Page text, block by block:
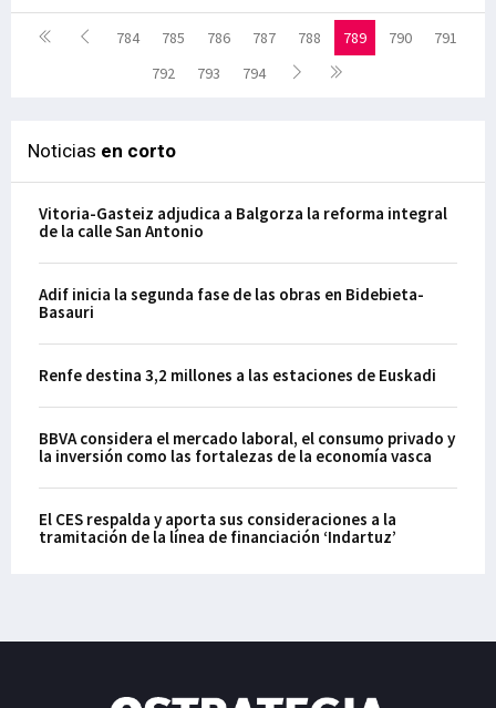
784 785 786 787 788 789 790
791
792
793 794
Noticias en corto
Vitoria-Gasteiz adjudica a Balgorza la reforma integral
de la calle San Antonio
Adif inicia la segunda fase de las obras en Bidebieta-
Basauri
Renfe destina 3,2 millones a las estaciones de Euskadi
BBVA considera el mercado laboral, el consumo privado y
la inversión como las fortalezas de la economía vasca
El CES respalda y aporta sus consideraciones a la
tramitación de la línea de financiación ‘Indartuz’